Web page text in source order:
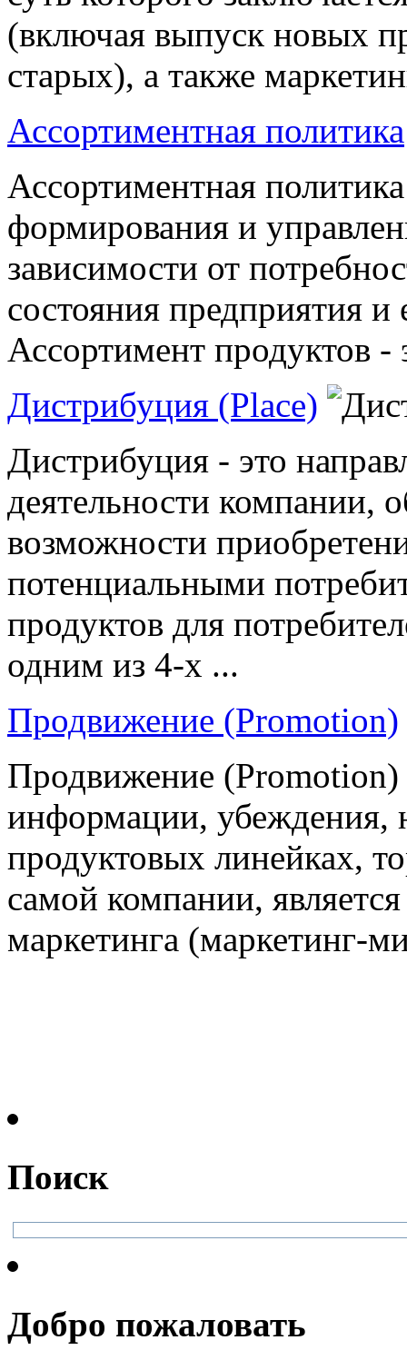
(включая выпуск новых
старых), а также
Ассортиментная политика
Ассортиментная
формирования и
зависимости от
состояния предприятия и
Ассортимент продуктов -
Дистрибуция (Place)
Дистрибуция - это
деятельности компании,
возможности
потенциальными
продуктов для
одним из 4-х ...
Продвижение (Promotion)
Продвижение
информации, убеждения,
продуктовых линейках,
самой компании,
маркетинга (маркетинг-
Поиск
Добро пожаловать